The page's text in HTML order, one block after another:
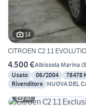
14
CITROEN C2 1.1
4.500 €Albissola Marina (
Usato
06/2004 78478
Rivenditore NUOVA DEL
30